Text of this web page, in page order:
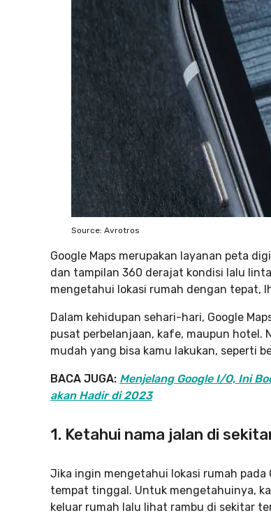
Source: Avrotros
Google Maps merupakan layanan peta
dan tampilan 360 derajat kondisi lalu
mengetahui lokasi rumah dengan tepat,
Dalam kehidupan sehari-hari, Google
pusat perbelanjaan, kafe, maupun hotel.
mudah yang bisa kamu lakukan, seperti
BACA JUGA: Menjelang Google I/O, Ini
akan Hadir di 2023
1. Ketahui nama jalan di
Jika ingin mengetahui lokasi rumah pada
tempat tinggal. Untuk mengetahuinya,
keluar rumah lalu lihat rambu di sekitar